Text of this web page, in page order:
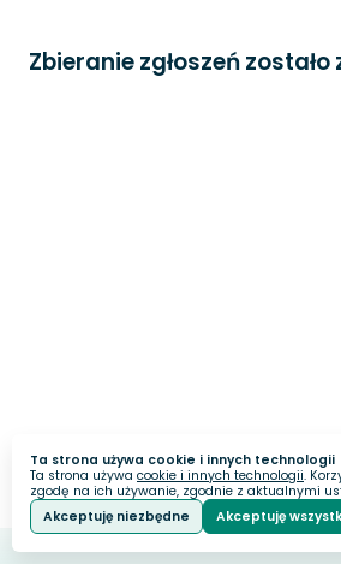
Ta strona używa cookie i innych technologii
Ta strona używa cookie i innych technologii.
zgodę na ich używanie, zgodnie z aktualnymi
Akceptuję niezbędne
Akceptuję
Zbieranie zgłoszeń